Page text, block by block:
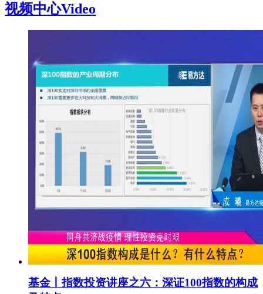
视频中心Video
基金丨指数投资讲座之六：深证100指数的构成